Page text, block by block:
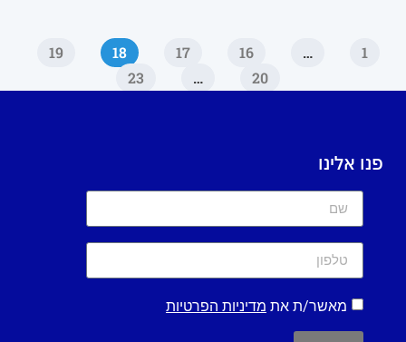
1
…
16
17
18
19
20
…
23
פנו אלינו
מאשר/ת את מדיניות הפרטיות